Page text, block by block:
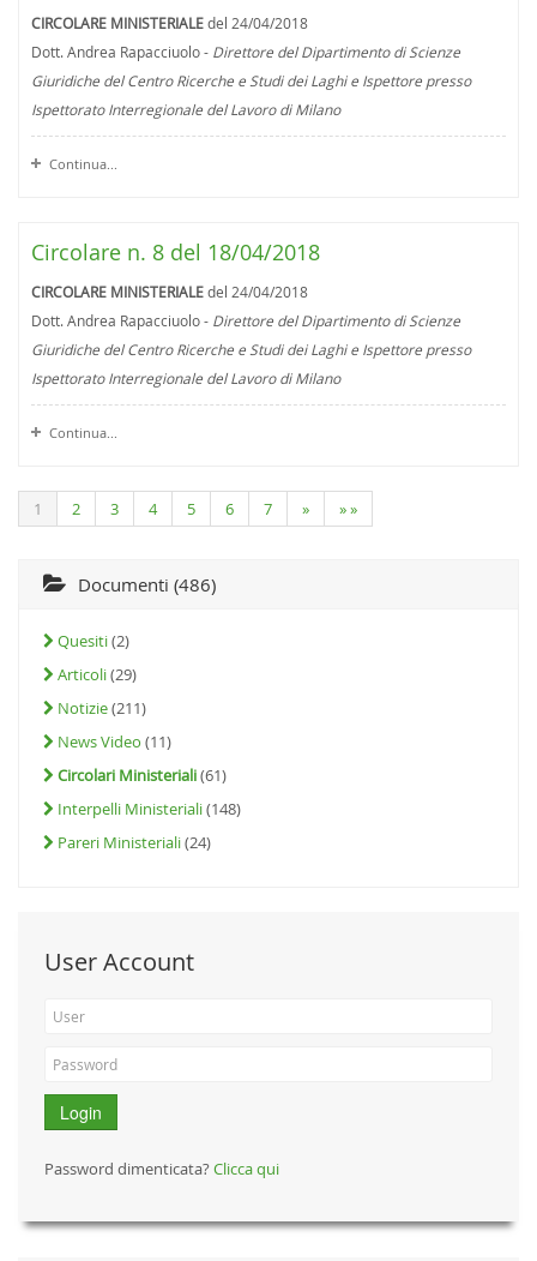
CIRCOLARE MINISTERIALEdel 24/04/2018
Dott. Andrea Rapacciuolo - Direttore del Dipartimento di Scienze
Giuridiche del Centro Ricerche e Studi dei Laghi e Ispettore presso
Ispettorato Interregionale del Lavoro di Milano
Continua...
Circolare n. 8 del 18/04/2018
CIRCOLARE MINISTERIALEdel 24/04/2018
Dott. Andrea Rapacciuolo - Direttore del Dipartimento di Scienze
Giuridiche del Centro Ricerche e Studi dei Laghi e Ispettore presso
Ispettorato Interregionale del Lavoro di Milano
Continua...
1 2 3 4 5 6 7 » » »
Documenti (486)
Quesiti(2)
Articoli(29)
Notizie(211)
News Video (11)
Circolari Ministeriali(61)
Interpelli Ministeriali(148)
Pareri Ministeriali(24)
User Account
Login
Password dimenticata?Clicca qui